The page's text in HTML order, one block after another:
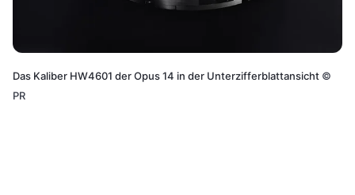
Das Kaliber HW4601 der Opus 14 in der Unterzifferblattansicht ©
PR